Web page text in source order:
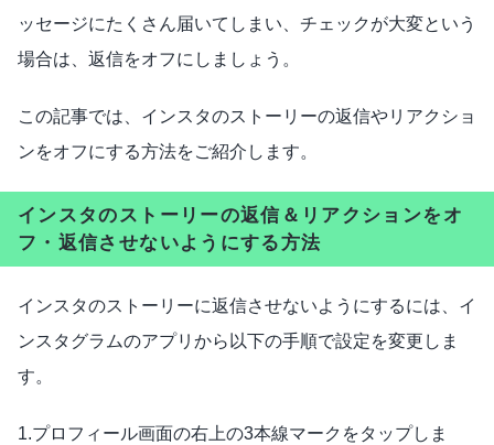
ッセージにたくさん届いてしまい、チェックが大変という
場合は、返信をオフにしましょう。
この記事では、インスタのストーリーの返信やリアクショ
ンをオフにする方法をご紹介します。
インスタのストーリーの返信＆リアクションをオ
フ・返信させないようにする方法
インスタのストーリーに返信させないようにするには、イ
ンスタグラムのアプリから以下の手順で設定を変更しま
す。
1.プロフィール画面の右上の3本線マークをタップしま